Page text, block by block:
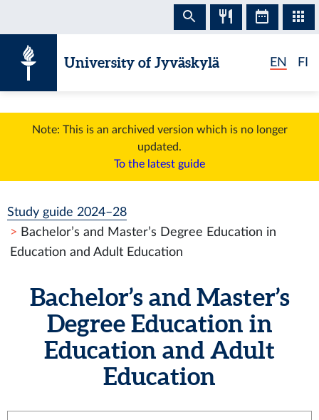
University of Jyväskylä EN FI
Note: This is an archived version which is no longer
updated.
To the latest guide
Study guide 2024–28
Bachelor’s and Master’s Degree Education in
Education and Adult Education
Bachelor’s and Master’s
Degree Education in
Education and Adult
Education